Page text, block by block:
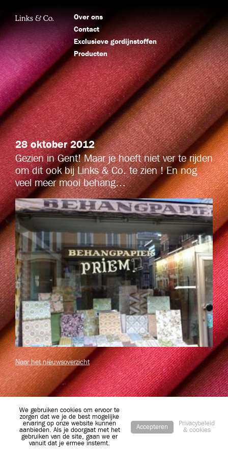
Over ons
Contact
Exclusieve gordijnstoffen
Producten
28 oktober 2012
Gezien in Gent! Maar je hoeft niet ver te rijden
om dit ook bij Links & Co. te zien ! En nog
veel meer mooi behang…
Naar het nieuwsoverzicht
We gebruiken cookies om ervoor te
zorgen dat we je de best mogelijke
ervaring op onze website kunnen
aanbieden. Als je doorgaat met het
gebruiken van de site, gaan we er
vanuit dat je ermee instemt.
Accepteren
Privacybeleid
& cookies